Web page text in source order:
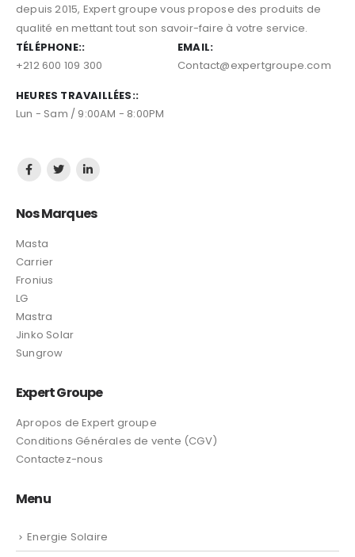
depuis 2015, Expert groupe vous propose des produits de
qualité en mettant tout son savoir-faire à votre service.
TÉLÉPHONE::
+212 600 109 300
EMAIL:
Contact@expertgroupe.com
HEURES TRAVAILLÉES::
Lun - Sam / 9:00AM - 8:00PM
Nos Marques
Masta
Carrier
Fronius
LG
Mastra
Jinko Solar
Sungrow
Expert Groupe
Apropos de Expert groupe
Conditions Générales de vente (CGV)
Contactez-nous
Menu
Energie Solaire